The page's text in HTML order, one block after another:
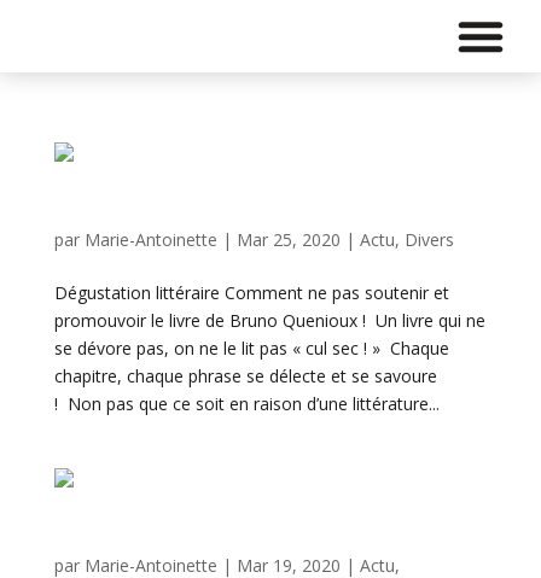
par Marie-Antoinette | Mar 25, 2020 | Actu, Divers
Dégustation littéraire Comment ne pas soutenir et
promouvoir le livre de Bruno Quenioux ! Un livre qui ne
se dévore pas, on ne le lit pas « cul sec ! » Chaque
chapitre, chaque phrase se délecte et se savoure
! Non pas que ce soit en raison d’une littérature...
par Marie-Antoinette | Mar 19, 2020 | Actu,